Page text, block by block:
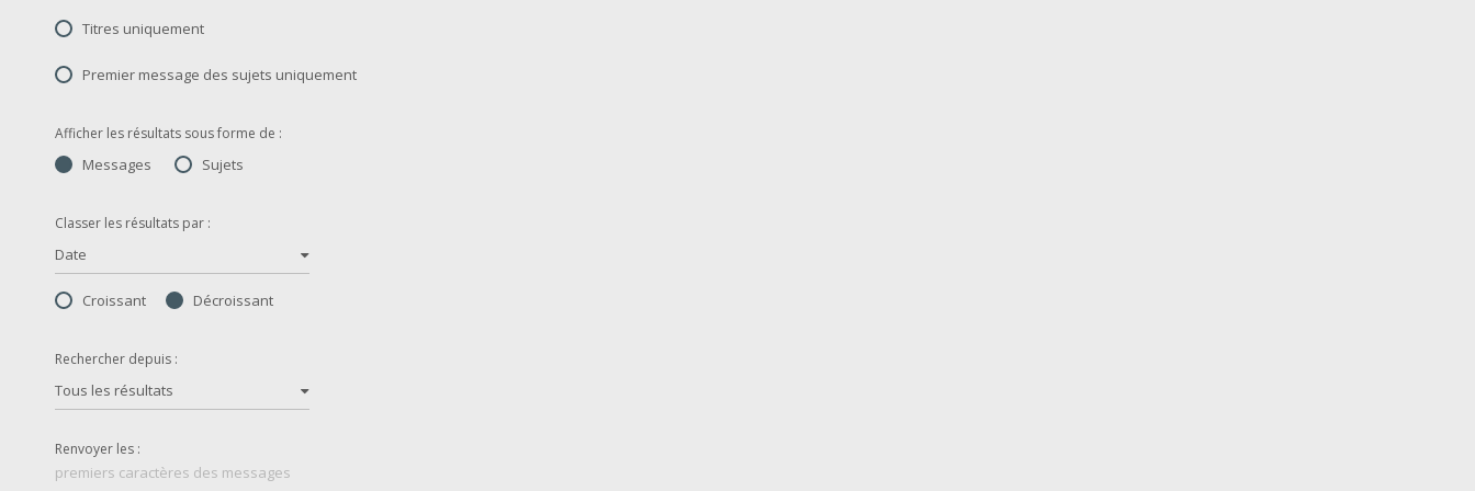
Titres uniquement
Premier message des sujets uniquement
Afficher les résultats sous forme de :
Messages Sujets
Classer les résultats par :
Date
Croissant Décroissant
Rechercher depuis :
Tous les résultats
Renvoyer les :
premiers caractères des messages